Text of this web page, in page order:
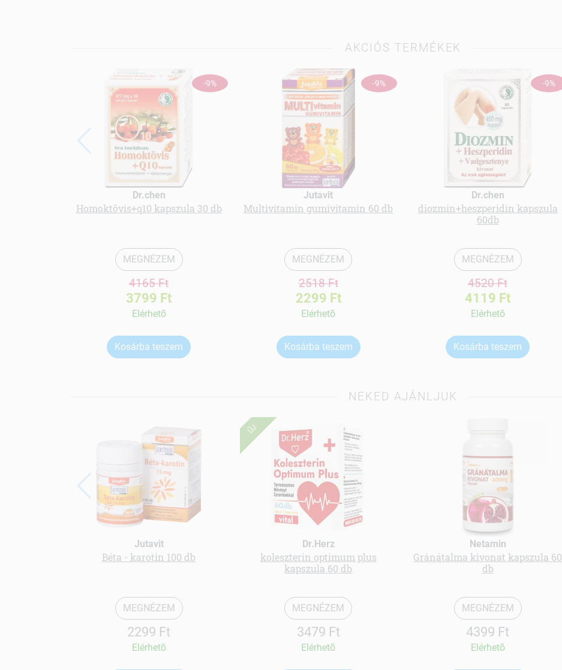
AKCIÓS TERMÉKEK
-9%
Dr.chen
Homoktövis+q10 kapszula 30 db
MEGNÉZEM
4165 Ft
3799 Ft
Elérhetõ
Kosárba teszem
-9%
Jutavit
Multivitamin gumivitamin 60 db
MEGNÉZEM
2518 Ft
2299 Ft
Elérhetõ
Kosárba teszem
-9%
Dr.chen
diozmin+heszperidin kapszula
60db
MEGNÉZEM
4520 Ft
4119 Ft
Elérhetõ
Kosárba teszem
NEKED AJÁNLJUK
Jutavit
Béta - karotin 100 db
MEGNÉZEM
2299 Ft
Elérhetõ
ÚJ
Dr.Herz
koleszterin optimum plus
kapszula 60 db
MEGNÉZEM
3479 Ft
Elérhetõ
Netamin
Gránátalma kivonat kapszula 60
db
MEGNÉZEM
4399 Ft
Elérhetõ